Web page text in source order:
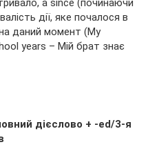
а since (починаючи
дії, яке почалося в
даний момент (My
years – Мій брат знає
дієслово + -ed/3-я